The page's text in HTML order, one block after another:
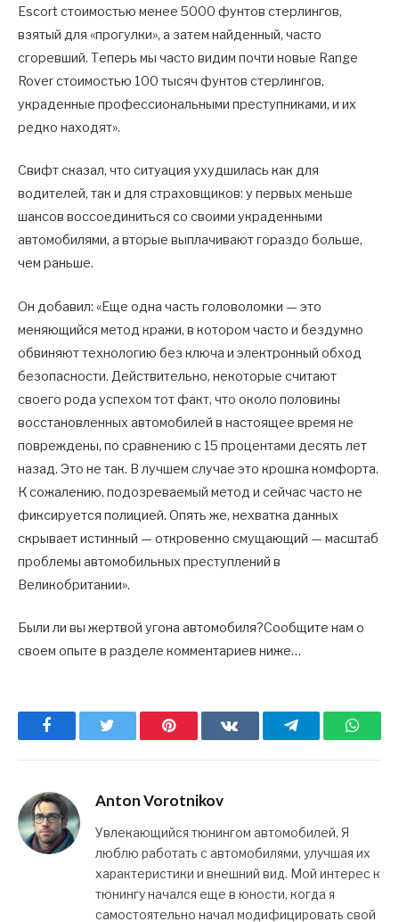
Escort стоимостью менее 5000 фунтов стерлингов,
взятый для «прогулки», а затем найденный, часто
сгоревший. Теперь мы часто видим почти новые Range
Rover стоимостью 100 тысяч фунтов стерлингов,
украденные профессиональными преступниками, и их
редко находят».
Свифт сказал, что ситуация ухудшилась как для
водителей, так и для страховщиков: у первых меньше
шансов воссоединиться со своими украденными
автомобилями, а вторые выплачивают гораздо больше,
чем раньше.
Он добавил: «Еще одна часть головоломки — это
меняющийся метод кражи, в котором часто и бездумно
обвиняют технологию без ключа и электронный обход
безопасности. Действительно, некоторые считают
своего рода успехом тот факт, что около половины
восстановленных автомобилей в настоящее время не
повреждены, по сравнению с 15 процентами десять лет
назад. Это не так. В лучшем случае это крошка комфорта.
К сожалению, подозреваемый метод и сейчас часто не
фиксируется полицией. Опять же, нехватка данных
скрывает истинный — откровенно смущающий — масштаб
проблемы автомобильных преступлений в
Великобритании».
Были ли вы жертвой угона автомобиля?Сообщите нам о
своем опыте в разделе комментариев ниже…
Facebook Pinterest ВКонтактеTelegram
Anton Vorotnikov
Увлекающийся тюнингом автомобилей. Я
люблю работать с автомобилями, улучшая их
характеристики и внешний вид. Мой интерес к
тюнингу начался еще в юности, когда я
самостоятельно начал модифицировать свой